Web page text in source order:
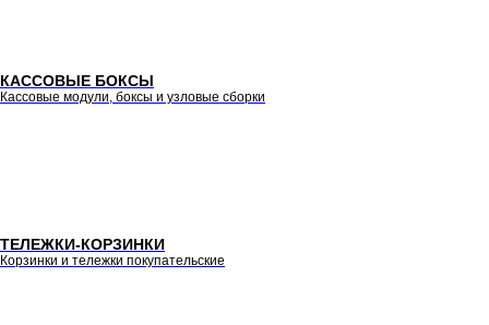
КАССОВЫЕ БОКСЫ
Кассовые модули, боксы и узловые сборки
ТЕЛЕЖКИ-КОРЗИНКИ
Корзинки и тележки покупательские